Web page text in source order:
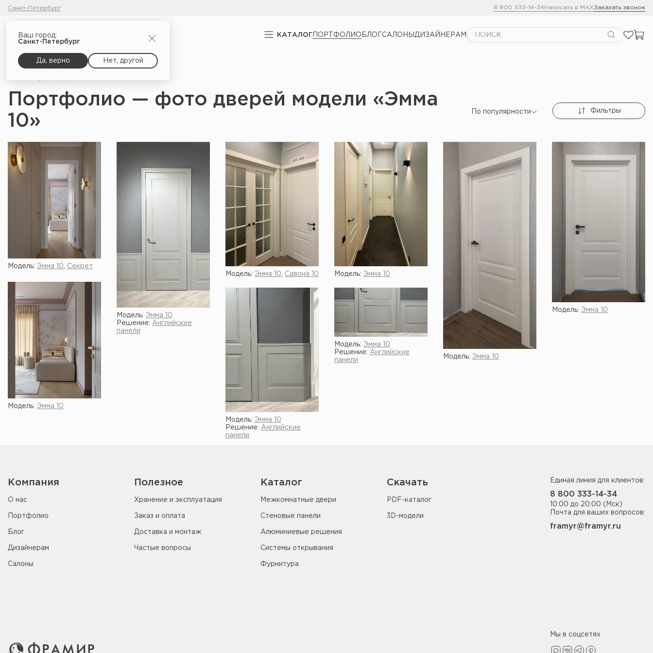
Санкт-Петербург 8 800 333-14-34Написать в MAXЗаказать звонок
КАТАЛОГ ПОРТФОЛИО БЛОГСАЛОНЫ ДИЗАЙНЕРАМ
Ваш город:
Санкт-Петербург
Да, верно Нет, другой
Портфолио — фото дверей модели «Эмма
10»
По популярности Фильтры
Модель: Эмма 10 Секрет
Модель: Эмма 10
Решение: Английские
панели
Модель: Эмма 10 Савона 10 Модель: Эмма 10
Модель: Эмма 10
Модель: Эмма 10
Модель: Эмма 10
Модель: Эмма 10
Решение: Английские
панели
Модель: Эмма 10
Решение: Английские
панели
Компания
О нас
Портфолио
Блог
Дизайнерам
Салоны
Полезное
Хранение и эксплуатация
Заказ и оплата
Доставка и монтаж
Частые вопросы
Каталог
Межкомнатные двери
Стеновые панели
Алюминиевые решения
Системы открывания
Фурнитура
Скачать
PDF-каталог
3D-модели
Единая линия для клиентов:
8 800 333-14-34
10:00 до 20:00 (Мск)
Почта для ваших вопросов:
framyr@framyr.ru
Мы в соцсетях